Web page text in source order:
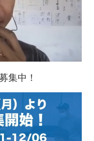
集中！